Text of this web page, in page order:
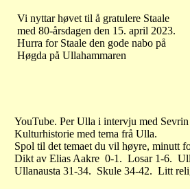
Vi nyttar høvet til å gratulere Staale
med 80-årsdagen den 15. april 2023.
Hurra for Staale den gode nabo på
Høgda på Ullahammaren
YouTube. Per Ulla i intervju med
Kulturhistorie med tema frå Ulla.
Spol til det temaet du vil høyre, minutt
Dikt av Elias Aakre 0-1. Losar 1-6.
Ullanausta 31-34. Skule 34-42. Litt